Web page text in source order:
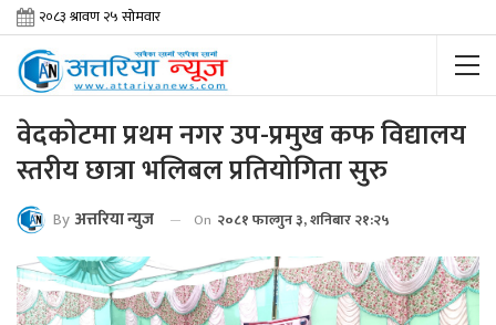
वेदकाेटमा प्रथम नगर उप-प्रमुख कफ विद्यालय
स्तरीय छात्रा भलिबल प्रतियोगिता सुरु
By अत्तरिया न्युज On २०८१ फाल्गुन ३, शनिबार २१:२५